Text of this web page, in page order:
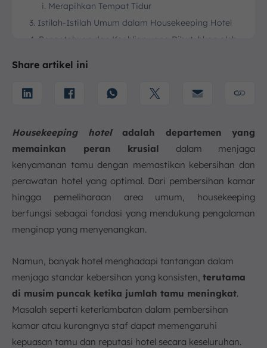
i. Merapihkan Tempat Tidur
3. Istilah-Istilah Umum dalam Housekeeping Hotel
4. Pengetahuan dan Keahlian yang Dibutuhkan oleh
5. SOP Hotel Housekeeping
FAQ:
Share artikel ini
Housekeeping hoteladalah departemen yang
memainkan peran krusial dalam menjaga
kenyamanan tamu dengan memastikan kebersihan dan
perawatan hotel yang optimal. Dari pembersihan kamar
hingga pemeliharaan area umum, housekeeping
berfungsi sebagai fondasi yang mendukung pengalaman
menginap yang menyenangkan.
Namun, banyak hotel menghadapi tantangan dalam
menjaga standar kebersihan yang konsisten, terutama
di musim puncak ketika jumlah tamu meningkat.
Masalah seperti keterlambatan dalam pembersihan
kamar atau kurangnya staf dapat memengaruhi
kepuasan tamu dan reputasi hotel secara keseluruhan.